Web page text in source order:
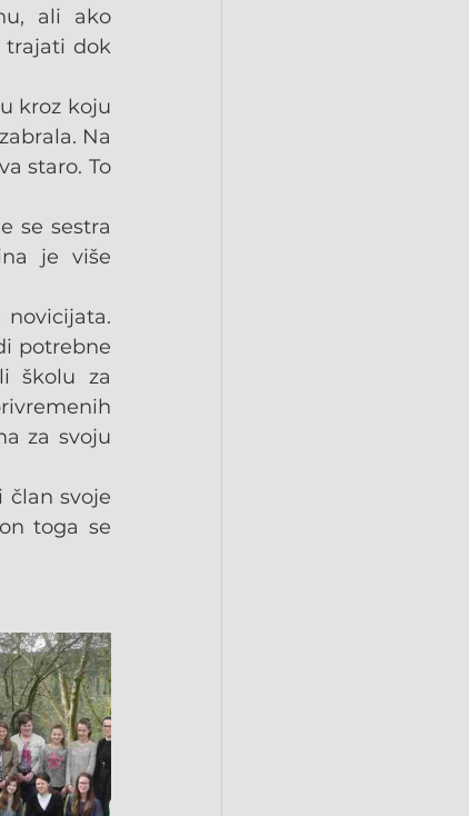
ali ako
trajati dok
kroz koju
Na
staro. To
se sestra
je više
novicijata.
potrebne
školu za
za svoju
član svoje
toga se